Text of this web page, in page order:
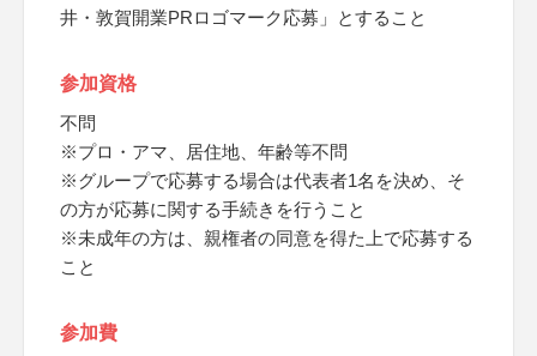
井・敦賀開業PRロゴマーク応募」とすること
参加資格
不問
※プロ・アマ、居住地、年齢等不問
※グループで応募する場合は代表者1名を決め、そ
の方が応募に関する手続きを行うこと
※未成年の方は、親権者の同意を得た上で応募する
こと
参加費